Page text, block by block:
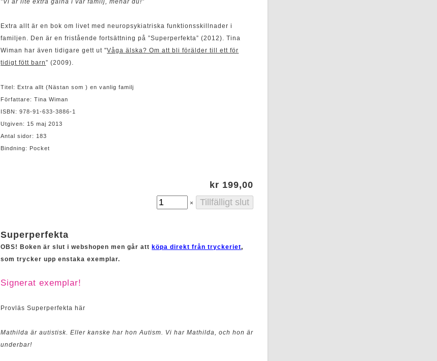
”Vi är lite extra galna i vår familj, menar du!”
Extra allt är en bok om livet med neuropsykiatriska funktionsskillnader i
familjen. Den är en fristående fortsättning på ”Superperfekta” (2012). Tina
Wiman har även tidigare gett ut "Våga älska? Om att bli förälder till ett för
tidigt fött barn” (2009).
Titel: Extra allt (Nästan som ) en vanlig familj
Författare: Tina Wiman
ISBN: 978-91-633-3886-1
Utgiven: 15 maj 2013
Antal sidor: 183
Bindning: Pocket
kr 199,00
×
Superperfekta
OBS! Boken är slut i webshopen men går att köpa direkt från tryckeriet,
som trycker upp enstaka exemplar.
Signerat exemplar!
Provläs Superperfekta här
Mathilda är autistisk. Eller kanske har hon Autism. Vi har Mathilda, och hon är
underbar!